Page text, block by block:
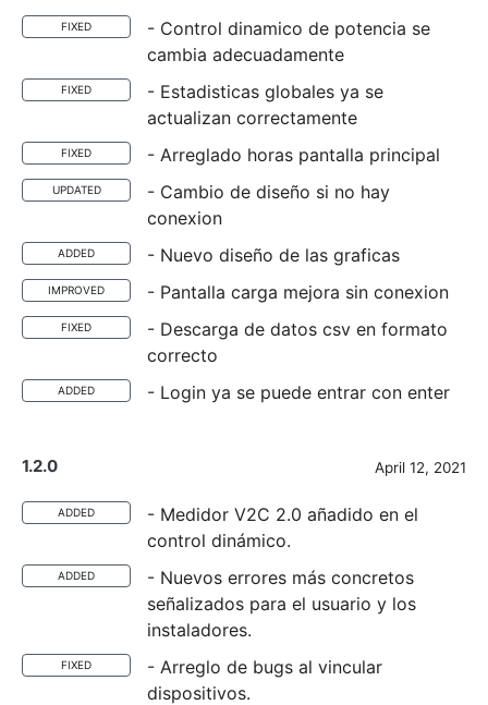
FIXED
- Control dinamico de potencia se
cambia adecuadamente
FIXED
- Estadisticas globales ya se
actualizan correctamente
FIXED - Arreglado horas pantalla principal
UPDATED
- Cambio de diseño si no hay
conexion
ADDED - Nuevo diseño de las graficas
IMPROVED - Pantalla carga mejora sin conexion
FIXED
- Descarga de datos csv en formato
correcto
ADDED - Login ya se puede entrar con enter
1.2.0 April 12, 2021
ADDED
- Medidor V2C 2.0 añadido en el
control dinámico.
ADDED
- Nuevos errores más concretos
señalizados para el usuario y los
instaladores.
FIXED
- Arreglo de bugs al vincular
dispositivos.